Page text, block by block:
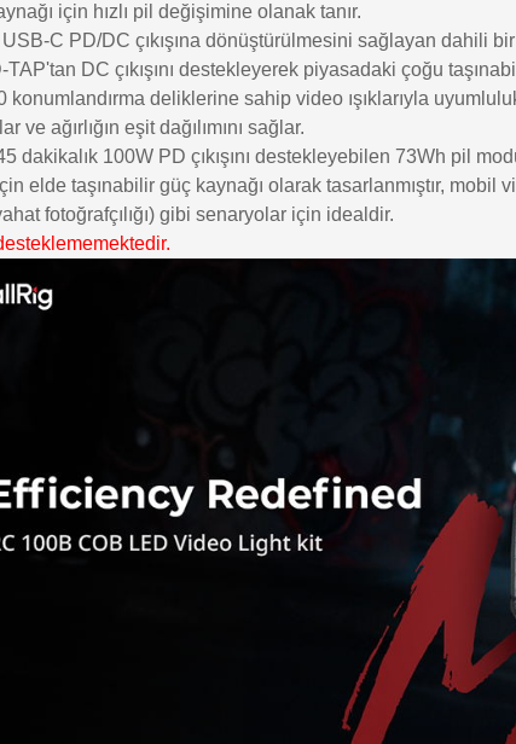
için hızlı pil değişimine olanak tanır.
C PD/DC çıkışına dönüştürülmesini sağlayan dahili
DC çıkışını destekleyerek piyasadaki çoğu
konumlandırma deliklerine sahip video ışıklarıyla
ve ağırlığın eşit dağılımını sağlar.
dakikalık 100W PD çıkışını destekleyebilen 73Wh pil
elde taşınabilir güç kaynağı olarak tasarlanmıştır,
fotoğrafçılığı) gibi senaryolar için idealdir.